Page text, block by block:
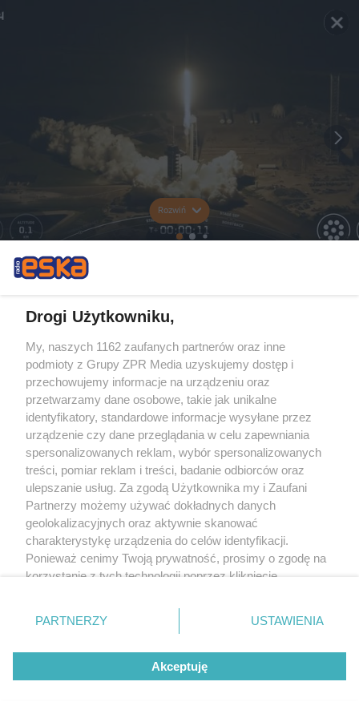
Rozwiń
Drogi Użytkowniku,
My, naszych 1162 zaufanych partnerów oraz inne
podmioty z Grupy ZPR Media uzyskujemy dostęp i
przechowujemy informacje na urządzeniu oraz
przetwarzamy dane osobowe, takie jak unikalne
identyfikatory, standardowe informacje wysyłane przez
urządzenie czy dane przeglądania w celu zapewniania
spersonalizowanych reklam, wybór spersonalizowanych
treści, pomiar reklam i treści, badanie odbiorców oraz
ulepszanie usług. Za zgodą Użytkownika my i Zaufani
Partnerzy możemy używać dokładnych danych
geolokalizacyjnych oraz aktywnie skanować
charakterystykę urządzenia do celów identyfikacji.
Ponieważ cenimy Twoją prywatność, prosimy o zgodę na
korzystanie z tych technologii poprzez kliknięcie
zmienić/wycofać klikając przycisk ustawień prywatności
znajdujący się w lewym dolnym rogu strony
rodzaje przetwarzania danych nie wymagają zgody
użytkownika, ale masz prawo sprzeciwić się takiemu
przetwarzaniu. Preferencje będą miały zastosowanie tylko
PARTNERZY USTAWIENIA
Akceptuję